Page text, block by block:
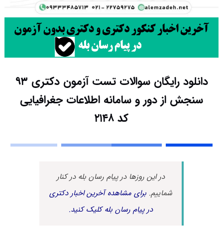
دانلود رایگان سوالات تست آزمون دکتری ۹۳
سنجش از دور و سامانه اطلاعات جغرافیایی
کد ۲۱۴۸
در این روزها در پیام رسان بله در کنار
شماییم.برای مشاهده آخرین اخبار دکتری
در پیام رسان بله کلیک کنید.